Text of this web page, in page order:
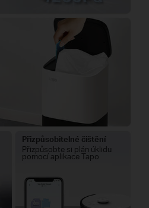
Přizpůsobitelné čištění
Přizpůsobte si plán úklidu
pomocí aplikace Tapo